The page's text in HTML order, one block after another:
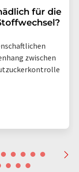
für die
zwischen